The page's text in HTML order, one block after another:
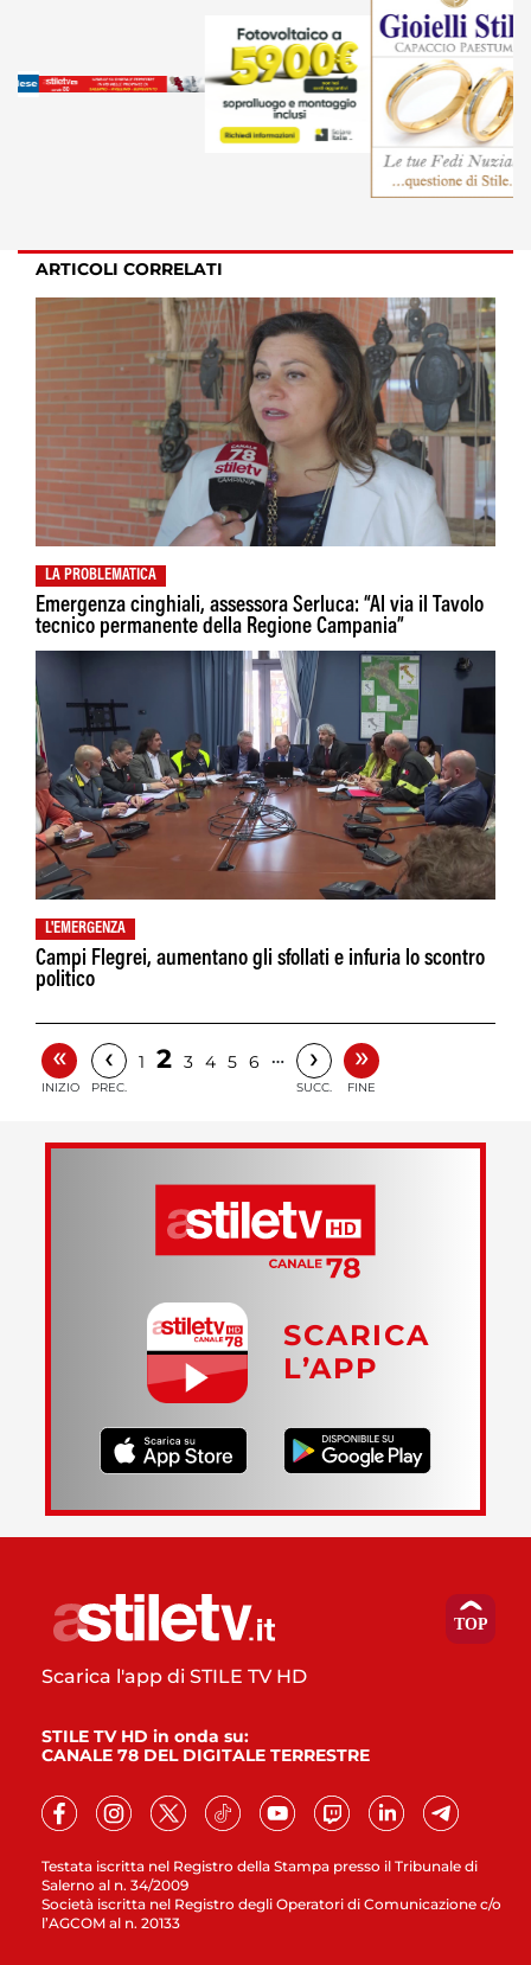
ARTICOLI CORRELATI
LA PROBLEMATICA
Emergenza cinghiali, assessora Serluca: “Al via il Tavolo
tecnico permanente della Regione Campania”
L'EMERGENZA
Campi Flegrei, aumentano gli sfollati e infuria lo scontro
politico
«
INIZIO
‹
PREC.
1 2 3 4 5 6 … ›
SUCC.
»
FINE
SCARICA
L’APP
Testata iscritta nel Registro della Stampa presso il Tribunale di
Salerno al n. 34/2009
Società iscritta nel Registro degli Operatori di Comunicazione c/o
l’AGCOM al n. 20133
Scarica l'app di STILE TV HD
STILE TV HD in onda su:
CANALE 78 DEL DIGITALE TERRESTRE